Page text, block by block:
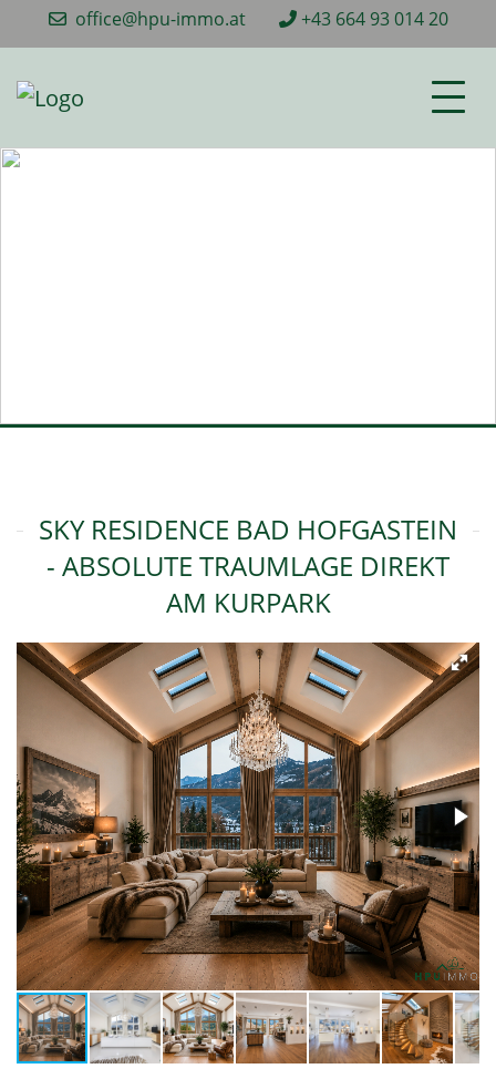
office@hpu-immo.at +43 664 93 014 20
SKY RESIDENCE BAD HOFGASTEIN
- ABSOLUTE TRAUMLAGE DIREKT
AM KURPARK